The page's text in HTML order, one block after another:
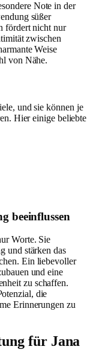
Note in der
süßer
fördert nicht nur
zwischen
Weise
von Nähe.
und sie können je
Hier einige beliebte
beeinflussen
Worte. Sie
und stärken das
Ein liebevoller
und eine
zu schaffen.
die
Erinnerungen zu
für Jana